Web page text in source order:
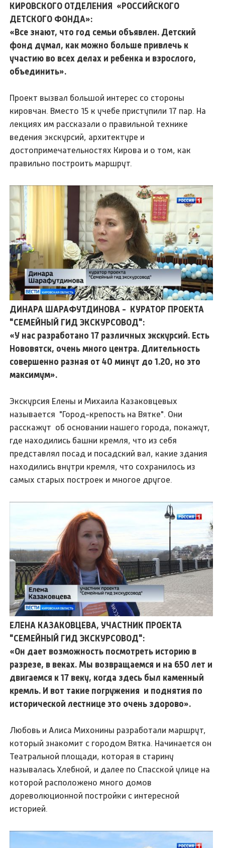
КИРОВСКОГО ОТДЕЛЕНИЯ «РОССИЙСКОГО
ДЕТСКОГО ФОНДА»:
«Все знают, что год семьи объявлен. Детский
фонд думал, как можно больше привлечь к
участию во всех делах и ребенка и взрослого,
объединить».
Проект вызвал большой интерес со стороны
кировчан. Вместо 15 к учебе приступили 17 пар. На
лекциях им рассказали о правильной технике
ведения экскурсий, архитектуре и
достопримечательностях Кирова и о том, как
правильно построить маршрут.
ДИНАРА ШАРАФУТДИНОВА - КУРАТОР ПРОЕКТА
"СЕМЕЙНЫЙ ГИД ЭКСКУРСОВОД":
«У нас разработано 17 различных экскурсий. Есть
Нововятск, очень много центра. Длительность
совершенно разная от 40 минут до 1.20, но это
максимум».
Экскурсия Елены и Михаила Казаковцевых
называется "Город-крепость на Вятке". Они
расскажут об основании нашего города, покажут,
где находились башни кремля, что из себя
представлял посад и посадский вал, какие здания
находились внутри кремля, что сохранилось из
самых старых построек и многое другое.
ЕЛЕНА КАЗАКОВЦЕВА, УЧАСТНИК ПРОЕКТА
"СЕМЕЙНЫЙ ГИД ЭКСКУРСОВОД":
«Он дает возможность посмотреть историю в
разрезе, в веках. Мы возвращаемся и на 650 лет и
двигаемся к 17 веку, когда здесь был каменный
кремль. И вот такие погружения и поднятия по
исторической лестнице это очень здорово».
Любовь и Алиса Михонины разработали маршрут,
который знакомит с городом Вятка. Начинается он
Театральной площади, которая в старину
называлась Хлебной, и далее по Спасской улице на
которой расположено много домов
дореволюционной постройки с интересной
историей.